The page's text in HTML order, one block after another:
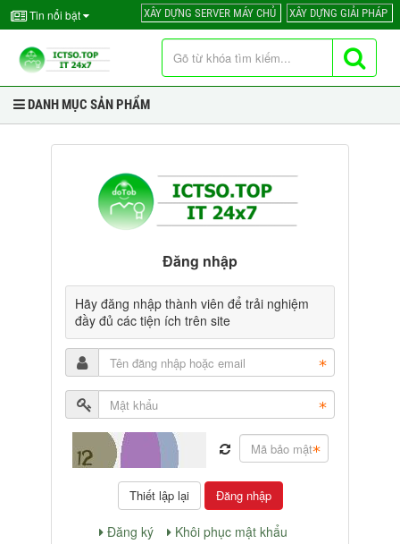
Tin nổi bật XÂY DỰNG SERVER MÁY CHỦ XÂY DỰNG GIẢI PHÁP
DANH MỤC SẢN PHẨM
Đăng nhập
Hãy đăng nhập thành viên để trải nghiệm
đầy đủ các tiện ích trên site
Đăng nhập
Đăng ký Khôi phục mật khẩu